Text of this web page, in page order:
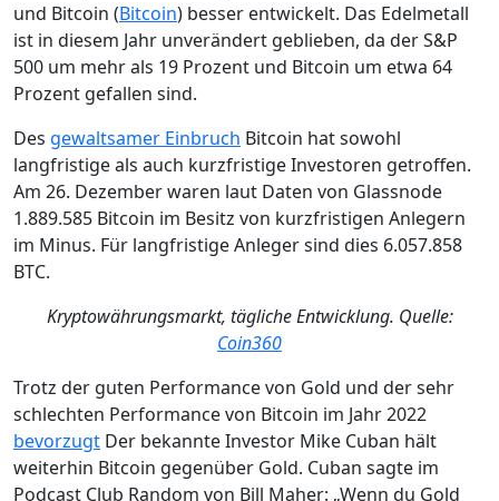
und Bitcoin (Bitcoin) besser entwickelt. Das Edelmetall
ist in diesem Jahr unverändert geblieben, da der S&P
500 um mehr als 19 Prozent und Bitcoin um etwa 64
Prozent gefallen sind.
Des gewaltsamer Einbruch Bitcoin hat sowohl
langfristige als auch kurzfristige Investoren getroffen.
Am 26. Dezember waren laut Daten von Glassnode
1.889.585 Bitcoin im Besitz von kurzfristigen Anlegern
im Minus. Für langfristige Anleger sind dies 6.057.858
BTC.
Kryptowährungsmarkt, tägliche Entwicklung. Quelle:
Coin360
Trotz der guten Performance von Gold und der sehr
schlechten Performance von Bitcoin im Jahr 2022
bevorzugt Der bekannte Investor Mike Cuban hält
weiterhin Bitcoin gegenüber Gold. Cuban sagte im
Podcast Club Random von Bill Maher: „Wenn du Gold